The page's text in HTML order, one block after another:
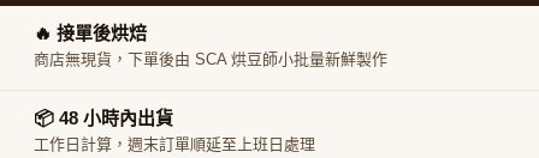
🔥 接單後烘焙
商店無現貨，下單後由 SCA 烘豆師小批量新鮮製作
📦 48 小時內出貨
工作日計算，週末訂單順延至上班日處理